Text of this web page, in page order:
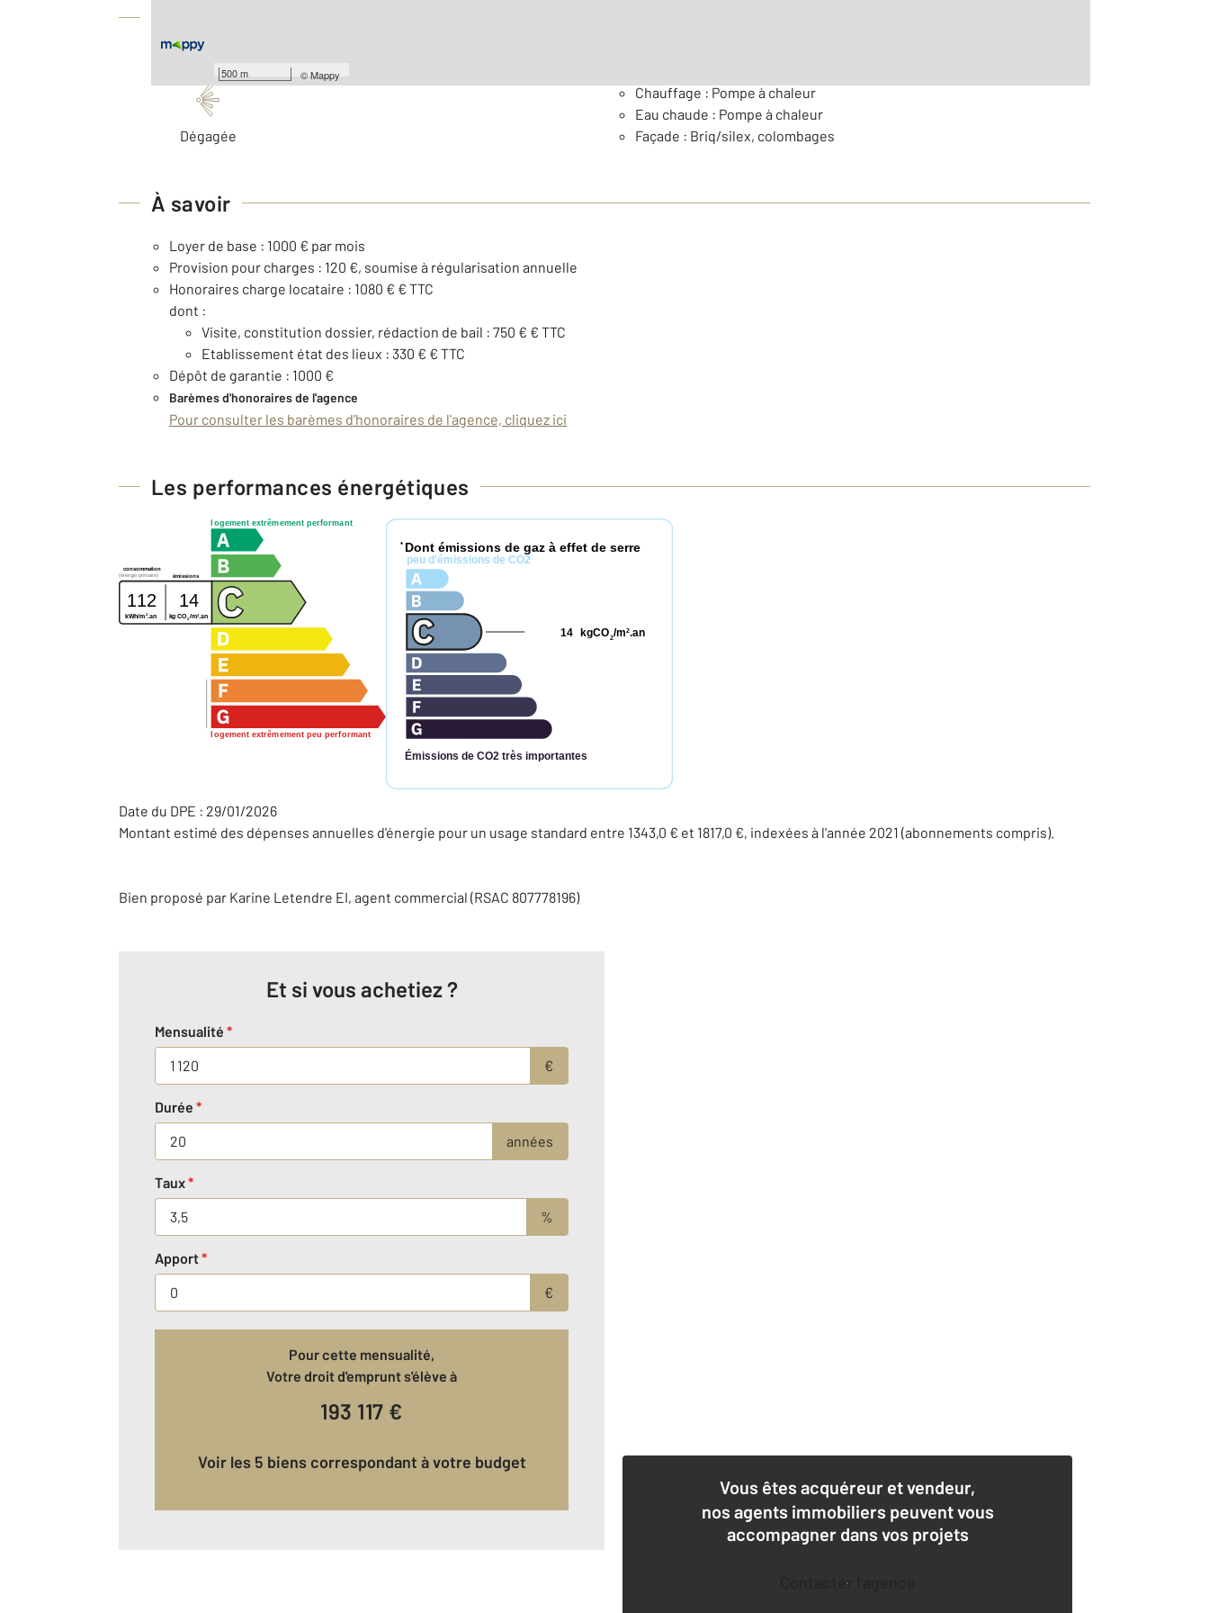
500 m ©Mappy
Dégagée
Chauffage : Pompe à chaleur
Eau chaude : Pompe à chaleur
Façade : Briq/silex, colombages
À savoir
Loyer de base : 1000 € par mois
Provision pour charges : 120 €, soumise à régularisation annuelle
Honoraires charge locataire : 1080 € € TTC
dont :
Visite, constitution dossier, rédaction de bail : 750 € € TTC
Etablissement état des lieux : 330 € € TTC
Dépôt de garantie : 1000 €
Barèmes d'honoraires de l'agence
Pour consulter les barèmes d'honoraires de l'agence, cliquez ici
Les performances énergétiques
logement extrêmement performant
logement extrêmement peu performant
consommation
émissions
(énergie primaire)
112 14
kWh/m 2 .an kg CO2/m2 .an
* Dont émissions de gaz à effet de serre
peu d'émissions de CO2
Émissions de CO2 très importantes
kgCO2/m2.an
14
Date du DPE : 29/01/2026
Montant estimé des dépenses annuelles d'énergie pour un usage standard entre 1343,0 € et 1817,0 €, indexées à l'année 2021 (abonnements compris).
Bien proposé par Karine Letendre EI, agent commercial (RSAC 807778196)
Et si vous achetiez ?
Mensualité *
€
Durée *
années
Taux*
%
Apport*
€
Pour cette mensualité,
Votre droit d'emprunt s'élève à
193 117 €
Voir les 5 biens correspondant à votre budget
Vous êtes acquéreur et vendeur,
nos agents immobiliers peuvent vous
accompagner dans vos projets
Contacter l'agence